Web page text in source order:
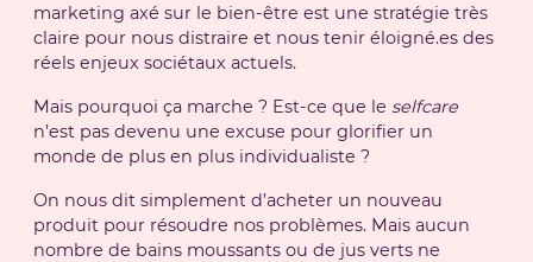
marketing axé sur le bien-être est une stratégie très
claire pour nous distraire et nous tenir éloigné.es des
réels enjeux sociétaux actuels.
Mais pourquoi ça marche ? Est-ce que le selfcare
n’est pas devenu une excuse pour glorifier un
monde de plus en plus individualiste ?
On nous dit simplement d’acheter un nouveau
produit pour résoudre nos problèmes. Mais aucun
nombre de bains moussants ou de jus verts ne